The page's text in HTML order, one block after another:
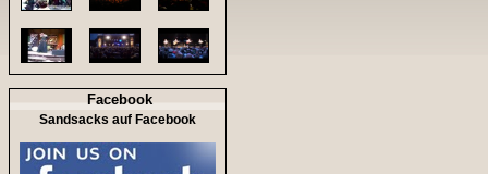
Facebook
Sandsacks auf Facebook